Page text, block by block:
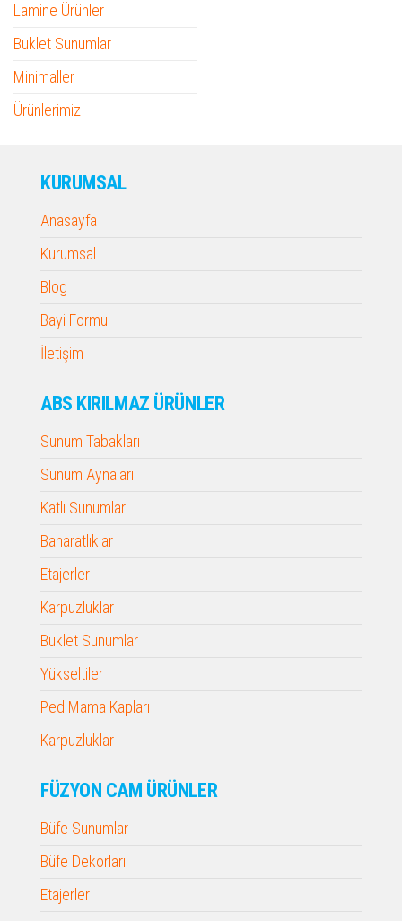
Lamine Ürünler
Buklet Sunumlar
Minimaller
Ürünlerimiz
KURUMSAL
Anasayfa
Kurumsal
Blog
Bayi Formu
İletişim
ABS KIRILMAZ ÜRÜNLER
Sunum Tabakları
Sunum Aynaları
Katlı Sunumlar
Baharatlıklar
Etajerler
Karpuzluklar
Buklet Sunumlar
Yükseltiler
Ped Mama Kapları
Karpuzluklar
FÜZYON CAM ÜRÜNLER
Büfe Sunumlar
Büfe Dekorları
Etajerler